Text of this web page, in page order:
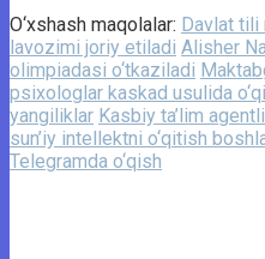
O‘xshash maqolalar: Davlat tili
lavozimi joriy etiladi Alisher
olimpiadasi o‘tkaziladi
psixologlar kaskad usulida
yangiliklar Kasbiy ta’lim
sun’iy intellektni o‘qitish
Telegramda o‘qish